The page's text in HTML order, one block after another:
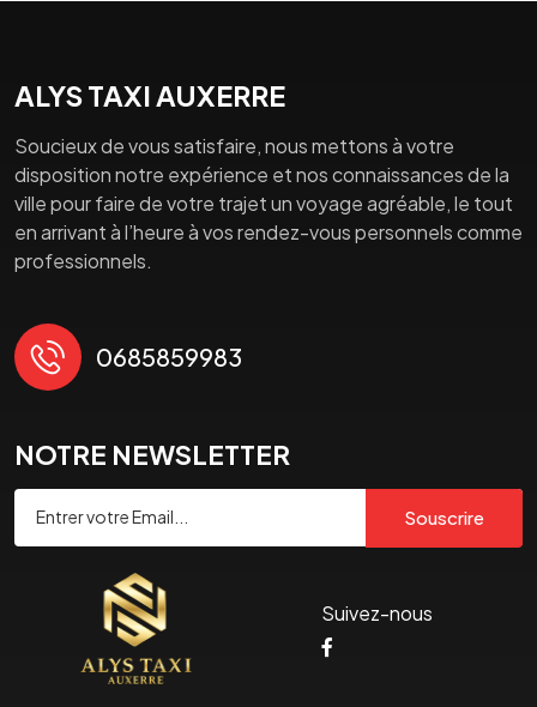
ALYS TAXI AUXERRE
Soucieux de vous satisfaire, nous mettons à votre
disposition notre expérience et nos connaissances de la
ville pour faire de votre trajet un voyage agréable, le tout
en arrivant à l’heure à vos rendez-vous personnels comme
professionnels.
0685859983
NOTRE NEWSLETTER
Souscrire
Suivez-nous